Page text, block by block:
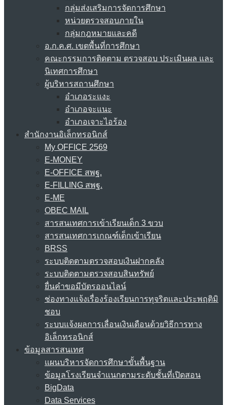
กลุ่มส่งเสริมการจัดการศึกษา
หน่วยตรวจสอบภายใน
กลุ่มกฎหมายและคดี
อ.ก.ค.ศ. เขตพื้นที่การศึกษา
คณะกรรมการติดตาม ตรวจสอบ ประเมินผล และ
นิเทศการศึกษา
ผู้บริหารสถานศึกษา
อำเภอระแงะ
อำเภอจะแนะ
อำเภอเจาะไอร้อง
สำนักงานอิเล็กทรอนิกส์
My OFFICE 2569
E-MONEY
E-OFFICE สพฐ.
E-FILLING สพฐ.
E-ME
OBEC MAIL
สารสนเทศการเข้าเรียนเด็ก 3 ขวบ
สารสนเทศการเกณฑ์เด็กเข้าเรียน
BRSS
ระบบติดตามตรวจสอบเงินฝากคลัง
ระบบติดตามตรวจสอบสินทรัพย์
ยื่นคำขอมีบัตรออนไลน์
ช่องทางแจ้งเรื่องร้องเรียนการทุจริตและประพฤติมิ
ชอบ
ระบบแจ้งผลการเลื่อนเงินเดือนด้วยวิธีการทาง
อิเล็กทรอนิกส์
ข้อมูลสารสนเทศ
แผนบริหารจัดการศึกษาขั้นพื้นฐาน
ข้อมูลโรงเรียนจำแนกตามระดับชั้นที่เปิดสอน
BigData
Data Services